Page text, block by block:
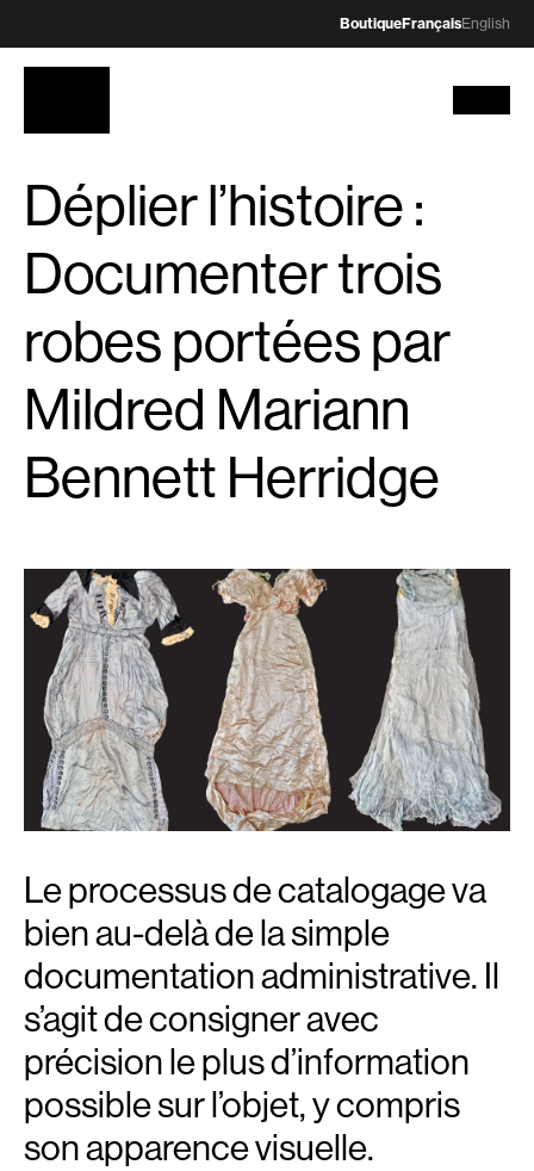
BoutiqueFrançaisEnglish
Déplier l’histoire :
Documenter trois
robes portées par
Mildred Mariann
Bennett Herridge
Le processus de catalogage va
bien au-delà de la simple
documentation administrative. Il
s’agit de consigner avec
précision le plus d’information
possible sur l’objet, y compris
son apparence visuelle.